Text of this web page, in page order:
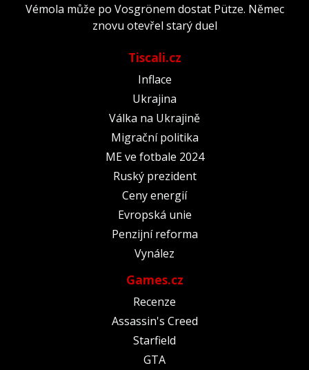
Vémola může po Vosgrönem dostat Pütze. Němec
znovu otevřel starý duel
Tiscali.cz
Inflace
Ukrajina
Válka na Ukrajině
Migrační politika
ME ve fotbale 2024
Ruský prezident
Ceny energií
Evropská unie
Penzijní reforma
Vynález
Games.cz
Recenze
Assassin's Creed
Starfield
GTA